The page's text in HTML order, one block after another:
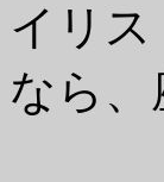
イリ
なら